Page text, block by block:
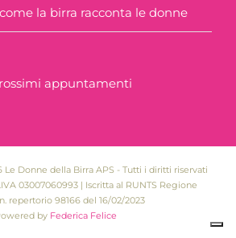
la birra racconta le donne
appuntamenti
Le Donne della Birra APS - Tutti i diritti riservati
03007060993 | Iscritta al RUNTS Regione
repertorio 98166 del 16/02/2023
by Federica Felice